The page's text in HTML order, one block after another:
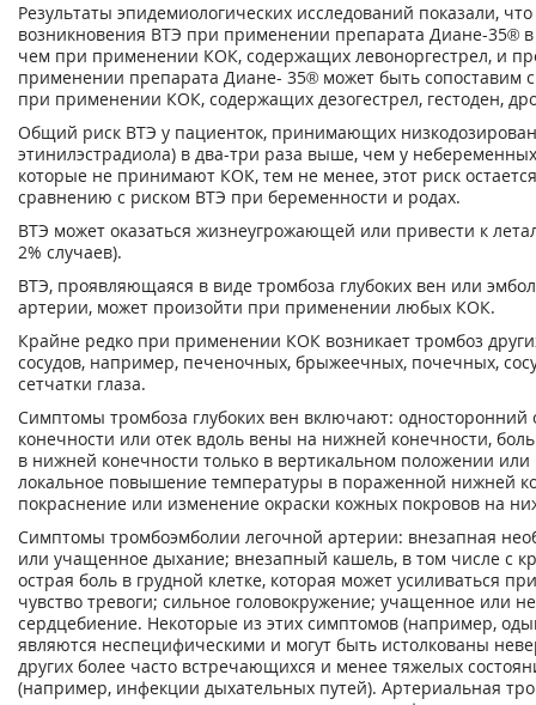
Результаты эпидемиологических исследований показали, что
возникновения ВТЭ при применении препарата Диане-35®
чем при применении КОК, содержащих левоноргестрел, и
применении препарата Диане- 35® может быть сопоставим
при применении КОК, содержащих дезогестрел, гестоден,
Общий риск ВТЭ у пациенток, принимающих
этинилэстрадиола) в два-три раза выше, чем у
которые не принимают КОК, тем не менее, этот риск
сравнению с риском ВТЭ при беременности и родах.
ВТЭ может оказаться жизнеугрожающей или привести к
2% случаев).
ВТЭ, проявляющаяся в виде тромбоза глубоких вен или
артерии, может произойти при применении любых КОК.
Крайне редко при применении КОК возникает тромбоз
сосудов, например, печеночных, брыжеечных, почечных,
сетчатки глаза.
Симптомы тромбоза глубоких вен включают: односторонний
конечности или отек вдоль вены на нижней конечности,
в нижней конечности только в вертикальном положении или
локальное повышение температуры в пораженной нижней
покраснение или изменение окраски кожных покровов на
Симптомы тромбоэмболии легочной артерии: внезапная
или учащенное дыхание; внезапный кашель, в том числе с
острая боль в грудной клетке, которая может усиливаться
чувство тревоги; сильное головокружение; учащенное или
сердцебиение. Некоторые из этих симптомов (например,
являются неспецифическими и могут быть истолкованы
других более часто встречающихся и менее тяжелых
(например, инфекции дыхательных путей). Артериальная